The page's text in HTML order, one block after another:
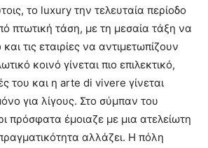
το luxury την τελευταία περίοδο
πτωτική τάση, με τη μεσαία τάξη να
τις εταιρίες να αντιμετωπίζουν
κοινό γίνεται πιο επιλεκτικό,
του και η arte di vivere γίνεται
για λίγους. Στο σύμπαν του
πρόσφατα έμοιαζε με μια ατελείωτη
αλλάζει. Η πόλη